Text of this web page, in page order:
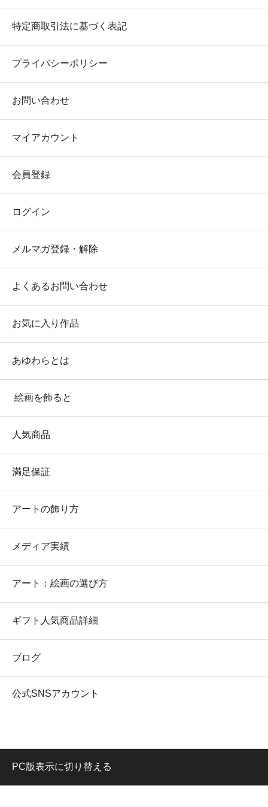
特定商取引法に基づく表記
プライバシーポリシー
お問い合わせ
マイアカウント
会員登録
ログイン
メルマガ登録・解除
よくあるお問い合わせ
お気に入り作品
あゆわらとは
絵画を飾ると
人気商品
満足保証
アートの飾り方
メディア実績
アート：絵画の選び方
ギフト人気商品詳細
ブログ
公式SNSアカウント
PC版表示に切り替える